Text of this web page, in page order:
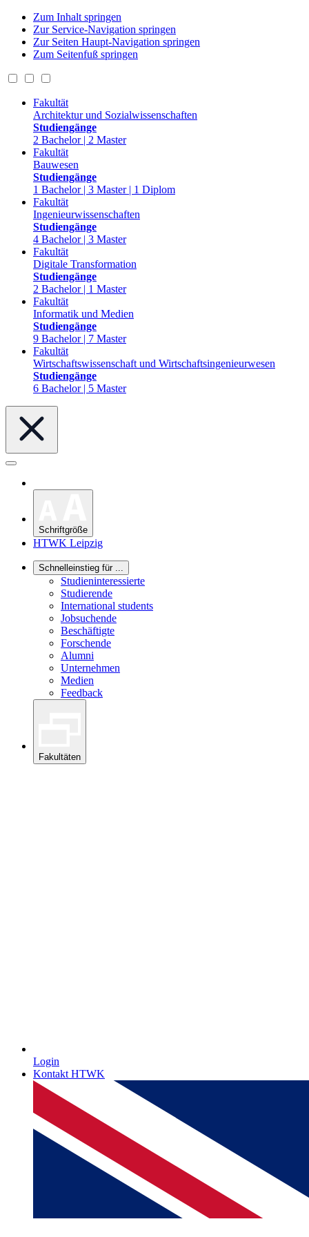
Zum Inhalt springen
Zur Service-Navigation springen
Zur Seiten Haupt-Navigation springen
Zum Seitenfuß springen
Fakultät
Architektur und Sozialwissenschaften
Studiengänge
2 Bachelor | 2 Master
Fakultät
Bauwesen
Studiengänge
1 Bachelor | 3 Master | 1 Diplom
Fakultät
Ingenieurwissenschaften
Studiengänge
4 Bachelor | 3 Master
Fakultät
Digitale Transformation
Studiengänge
2 Bachelor | 1 Master
Fakultät
Informatik und Medien
Studiengänge
9 Bachelor | 7 Master
Fakultät
Wirtschaftswissenschaft und Wirtschaftsingenieurwesen
Studiengänge
6 Bachelor | 5 Master
Schriftgröße
HTWK Leipzig
Schnelleinstieg für ...
Studieninteressierte
Studierende
International students
Jobsuchende
Beschäftigte
Forschende
Alumni
Unternehmen
Medien
Feedback
Fakultäten
Login
Kontakt HTWK